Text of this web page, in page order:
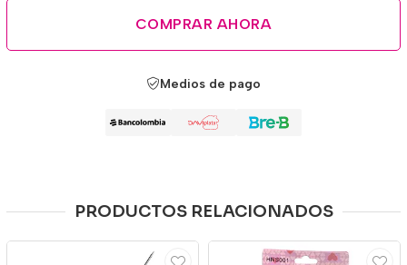
COMPRAR AHORA
Medios de pago
PRODUCTOS RELACIONADOS